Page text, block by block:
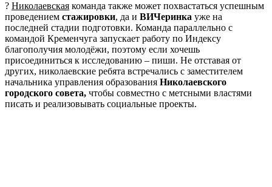
? Николаевская команда также может похвастаться успешным
проведением стажировки, да и ВИЧеринка уже на
последней стадии подготовки. Команда параллельно с
командой Кременчуга запускает работу по Индексу
благополучия молодёжи, поэтому если хочешь
присоединиться к исследованию – пиши. Не отставая от
других, николаевские ребята встречались с заместителем
начальника управления образования Николаевского
городского совета, чтобы совместно с метсными властями
писать и реализовывать социальные проекты.